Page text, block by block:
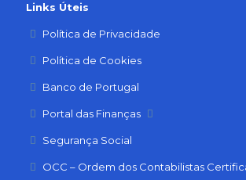
Links Úteis
Política de Privacidade
Política de Cookies
Banco de Portugal
Portal das Finanças
Segurança Social
OCC – Ordem dos Contabilistas